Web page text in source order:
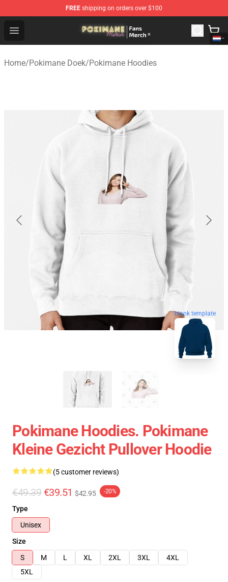
FREE shipping on orders over $100
Open menu
Pokimane Store - Official Pokimane Merchandise Shop
Home/Pokimane Doek/Pokimane Hoodies
blank template
Pokimane Hoodies. Pokimane
Kleine Gezicht Pullover Hoodie
(5 customer reviews)
€49.39 €39.51 $42.95 -20%
Type
Unisex
Size
S
M L XL 2XL 3XL
4XL
5XL